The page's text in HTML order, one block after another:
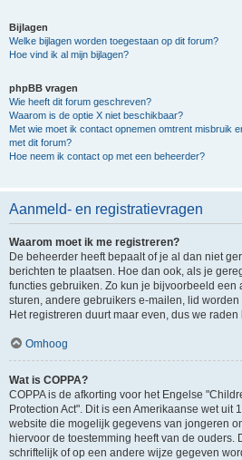
Bijlagen
Welke bijlagen worden toegestaan op dit forum?
Hoe vind ik al mijn bijlagen?
phpBB vragen
Wie heeft dit forum geschreven?
Waarom is de optie X niet beschikbaar?
Met wie moet ik contact opnemen omtrent misbruik
met dit forum?
Hoe neem ik contact op met een beheerder?
Aanmeld- en registratievragen
Waarom moet ik me registreren?
De beheerder heeft bepaalt of je al dan niet
berichten te plaatsen. Hoe dan ook, als je
functies gebruiken. Zo kun je bijvoorbeeld een
sturen, andere gebruikers e-mailen, lid
Het registreren duurt maar even, dus we raden
Omhoog
Wat is COPPA?
COPPA is de afkorting voor het Engelse
Protection Act". Dit is een Amerikaanse wet uit
website die mogelijk gegevens van jongeren
hiervoor de toestemming heeft van de ouders.
schriftelijk of op een andere wijze gegeven